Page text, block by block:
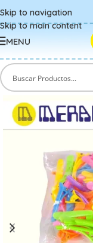
Skip to navigation
Skip to main content
MENU